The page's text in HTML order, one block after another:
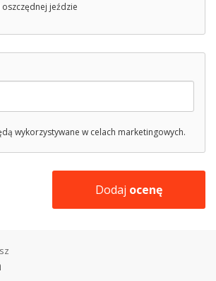
oszczędnej jeździe
wykorzystywane w celach marketingowych.
Dodaj ocenę